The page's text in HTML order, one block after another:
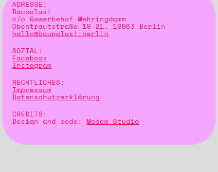
ADRESSE:
Baupalast
c/o Gewerbehof Mehringdamm
Obentrautstraße 19-21, 10963 Berlin
hallo@baupalast.berlin
SOZIAL:
Facebook
Instagram
RECHTLICHES:
Impressum
Datenschutzerklärung
CREDITS:
Design and code: Modem Studio